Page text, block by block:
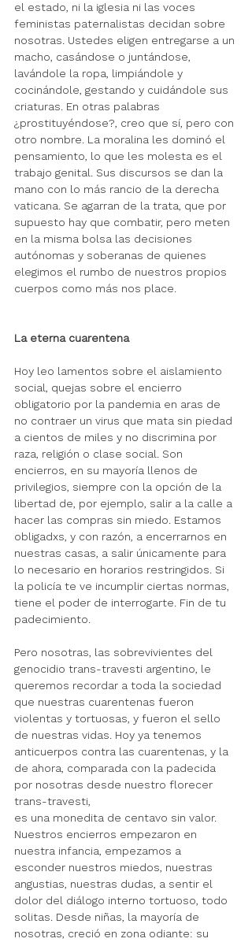
el estado, ni la iglesia ni las voces
feministas paternalistas decidan sobre
nosotras. Ustedes eligen entregarse a un
macho, casándose o juntándose,
lavándole la ropa, limpiándole y
cocinándole, gestando y cuidándole sus
criaturas. En otras palabras
¿prostituyéndose?, creo que sí, pero con
otro nombre. La moralina les dominó el
pensamiento, lo que les molesta es el
trabajo genital. Sus discursos se dan la
mano con lo más rancio de la derecha
vaticana. Se agarran de la trata, que por
supuesto hay que combatir, pero meten
en la misma bolsa las decisiones
autónomas y soberanas de quienes
elegimos el rumbo de nuestros propios
cuerpos como más nos place.
La eterna cuarentena
Hoy leo lamentos sobre el aislamiento
social, quejas sobre el encierro
obligatorio por la pandemia en aras de
no contraer un virus que mata sin piedad
a cientos de miles y no discrimina por
raza, religión o clase social. Son
encierros, en su mayoría llenos de
privilegios, siempre con la opción de la
libertad de, por ejemplo, salir a la calle a
hacer las compras sin miedo. Estamos
obligadxs, y con razón, a encerrarnos en
nuestras casas, a salir únicamente para
lo necesario en horarios restringidos. Si
la policía te ve incumplir ciertas normas,
tiene el poder de interrogarte. Fin de tu
padecimiento.
Pero nosotras, las sobrevivientes del
genocidio trans-travesti argentino, le
queremos recordar a toda la sociedad
que nuestras cuarentenas fueron
violentas y tortuosas, y fueron el sello
de nuestras vidas. Hoy ya tenemos
anticuerpos contra las cuarentenas, y la
de ahora, comparada con la padecida
por nosotras desde nuestro florecer
trans-travesti,
es una monedita de centavo sin valor.
Nuestros encierros empezaron en
nuestra infancia, empezamos a
esconder nuestros miedos, nuestras
angustias, nuestras dudas, a sentir el
dolor del diálogo interno tortuoso, todo
solitas. Desde niñas, la mayoría de
nosotras, creció en zona odiante: su